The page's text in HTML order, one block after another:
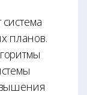
планов.